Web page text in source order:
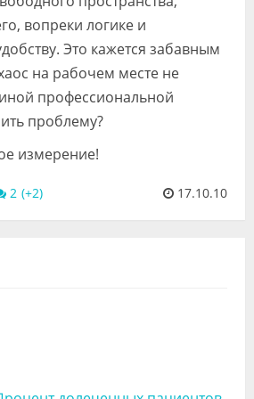
вопреки логике и
Это кажется забавным
на рабочем месте не
профессиональной
проблему?
измерение!
2 17.10.10